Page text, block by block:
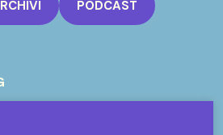
PODCAST